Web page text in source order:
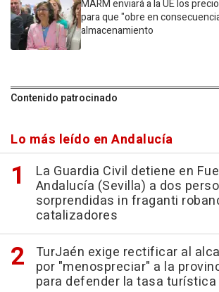
MARM enviará a la UE los
para que "obre en
almacenamiento
Contenido patrocinado
Lo más leído en Andalucía
La Guardia Civil detiene en
Andalucía (Sevilla) a dos
sorprendidas in fraganti
catalizadores
TurJaén exige rectificar al
por "menospreciar" a la
para defender la tasa turística